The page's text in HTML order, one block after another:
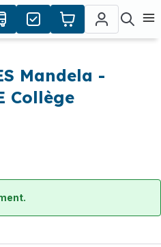
Mandela -
Collège